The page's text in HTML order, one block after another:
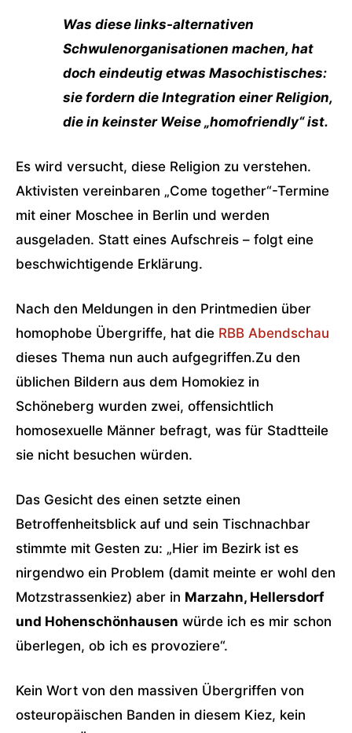
Was diese links-alternativen
Schwulenorganisationen machen, hat
doch eindeutig etwas Masochistisches:
sie fordern die Integration einer Religion,
die in keinster Weise „homofriendly“ ist.
Es wird versucht, diese Religion zu verstehen.
Aktivisten vereinbaren „Come together“-Termine
mit einer Moschee in Berlin und werden
ausgeladen. Statt eines Aufschreis – folgt eine
beschwichtigende Erklärung.
Nach den Meldungen in den Printmedien über
homophobe Übergriffe, hat die RBB Abendschau
dieses Thema nun auch aufgegriffen.Zu den
üblichen Bildern aus dem Homokiez in
Schöneberg wurden zwei, offensichtlich
homosexuelle Männer befragt, was für Stadtteile
sie nicht besuchen würden.
Das Gesicht des einen setzte einen
Betroffenheitsblick auf und sein Tischnachbar
stimmte mit Gesten zu: „Hier im Bezirk ist es
nirgendwo ein Problem (damit meinte er wohl den
Motzstrassenkiez) aber in Marzahn, Hellersdorf
und Hohenschönhausen würde ich es mir schon
überlegen, ob ich es provoziere“.
Kein Wort von den massiven Übergriffen von
osteuropäischen Banden in diesem Kiez, kein